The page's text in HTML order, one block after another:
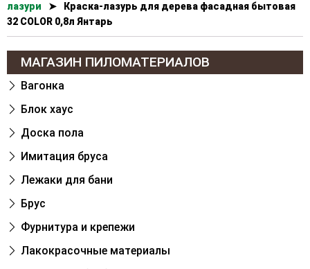
лазури
➤
Краска-лазурь для дерева фасадная бытовая
32 COLOR 0,8л Янтарь
МАГАЗИН ПИЛОМАТЕРИАЛОВ
Вагонка
Блок хаус
Доска пола
Имитация бруса
Лежаки для бани
Брус
Фурнитура и крепежи
Лакокрасочные материалы